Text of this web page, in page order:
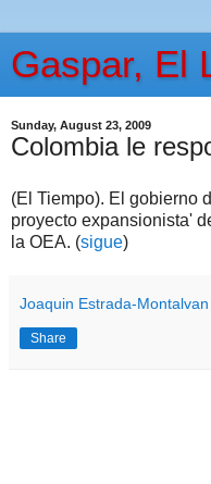
Gaspar, El
Sunday, August 23, 2009
Colombia le
(El Tiempo). El gobierno
proyecto expansionista'
la OEA. (sigue)
Joaquin Estrada-Montalvan
Share